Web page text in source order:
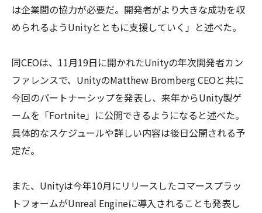
は企業間の協力が必要だ。開発者がより大きな成功を収
められるようUnityとともに支援していく」と述べた。
同CEOは、11月19日に開かれたUnityの年次開発者カン
ファレンスで、UnityのMatthew Bromberg CEOと共に
今回のパートナーシップを発表し、来年からUnity製ゲ
ームを「Fortnite」に公開できるようになると述べた。
具体的なスケジュールや詳しい内容は後日公開される予
定だ。
また、Unityは今年10月にリリースしたコマースプラッ
トフォームがUnreal Engineに導入されることも発表し